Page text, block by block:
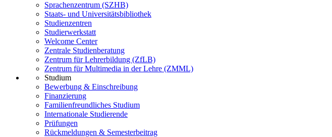
Sprachenzentrum (SZHB)
Staats- und Universitätsbibliothek
Studienzentren
Studierwerkstatt
Welcome Center
Zentrale Studienberatung
Zentrum für Lehrerbildung (ZfLB)
Zentrum für Multimedia in der Lehre (ZMML)
Studium
Bewerbung & Einschreibung
Finanzierung
Familienfreundliches Studium
Internationale Studierende
Prüfungen
Rückmeldungen & Semesterbeitrag